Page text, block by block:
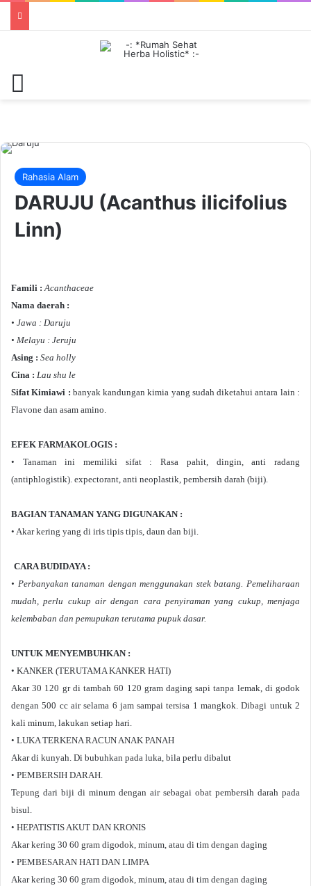
Rahasia Alam
DARUJU (Acanthus ilicifolius
Linn)
Famili : Acanthaceae
Nama daerah :
• Jawa : Daruju
• Melayu : Jeruju
Asing : Sea holly
Cina : Lau shu le
Sifat Kimiawi : banyak kandungan kimia yang sudah diketahui antara lain :
Flavone dan asam amino.
EFEK FARMAKOLOGIS :
• Tanaman ini memiliki sifat : Rasa pahit, dingin, anti radang
(antiphlogistik). expectorant, anti neoplastik, pembersih darah (biji).
BAGIAN TANAMAN YANG DIGUNAKAN :
• Akar kering yang di iris tipis tipis, daun dan biji.
CARA BUDIDAYA :
• Perbanyakan tanaman dengan menggunakan stek batang. Pemeliharaan
mudah, perlu cukup air dengan cara penyiraman yang cukup, menjaga
kelembaban dan pemupukan terutama pupuk dasar.
UNTUK MENYEMBUHKAN :
• KANKER (TERUTAMA KANKER HATI)
Akar 30 120 gr di tambah 60 120 gram daging sapi tanpa lemak, di godok
dengan 500 cc air selama 6 jam sampai tersisa 1 mangkok. Dibagi untuk 2
kali minum, lakukan setiap hari.
• LUKA TERKENA RACUN ANAK PANAH
Akar di kunyah. Di bubuhkan pada luka, bila perlu dibalut
• PEMBERSIH DARAH.
Tepung dari biji di minum dengan air sebagai obat pembersih darah pada
bisul.
• HEPATISTIS AKUT DAN KRONIS
Akar kering 30 60 gram digodok, minum, atau di tim dengan daging
• PEMBESARAN HATI DAN LIMPA
Akar kering 30 60 gram digodok, minum, atau di tim dengan daging